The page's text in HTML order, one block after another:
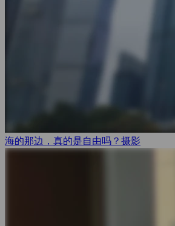
海的那边，真的是自由吗？ 摄影